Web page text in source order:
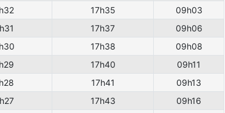
17h35
09h03
17h37
09h06
17h38
09h08
17h40
09h11
17h41
09h13
17h43
09h16